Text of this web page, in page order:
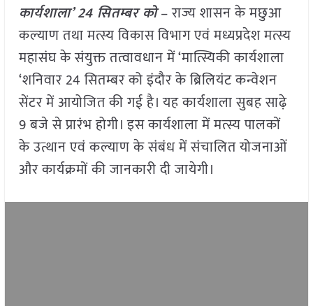
कार्यशाला’ 24 सितम्बर को– राज्य शासन के मछुआ
कल्याण तथा मत्स्य विकास विभाग एवं मध्यप्रदेश मत्स्य
महासंघ के संयुक्त तत्वावधान में ‘मात्स्यिकी कार्यशाला
‘शनिवार 24 सितम्बर को इंदौर के ब्रिलियंट कन्वेशन
सेंटर में आयोजित की गई है। यह कार्यशाला सुबह साढ़े
9 बजे से प्रारंभ होगी। इस कार्यशाला में मत्स्य पालकों
के उत्थान एवं कल्याण के संबंध में संचालित योजनाओं
और कार्यक्रमों की जानकारी दी जायेगी।